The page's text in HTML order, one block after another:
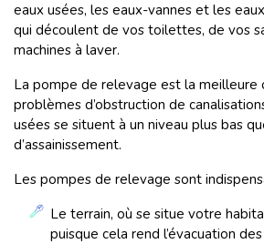
eaux usées, les eaux-vannes et les
qui découlent de vos toilettes, de vos
machines à laver.
La pompe de relevage est la
problèmes d’obstruction de
usées se situent à un niveau plus bas
d’assainissement.
Les pompes de relevage sont
Le terrain, où se situe votre
puisque cela rend l’évacuation